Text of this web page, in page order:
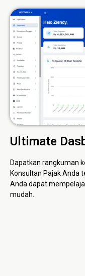
Ultimate
Dapatkan rangkuman
Konsultan Pajak Anda
Anda dapat
mudah.